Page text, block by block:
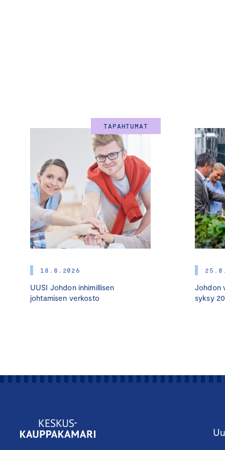
TAPAHTUMAT
18.8.2026
UUSI Johdon inhimillisen
johtamisen verkosto
Johdon
syksy